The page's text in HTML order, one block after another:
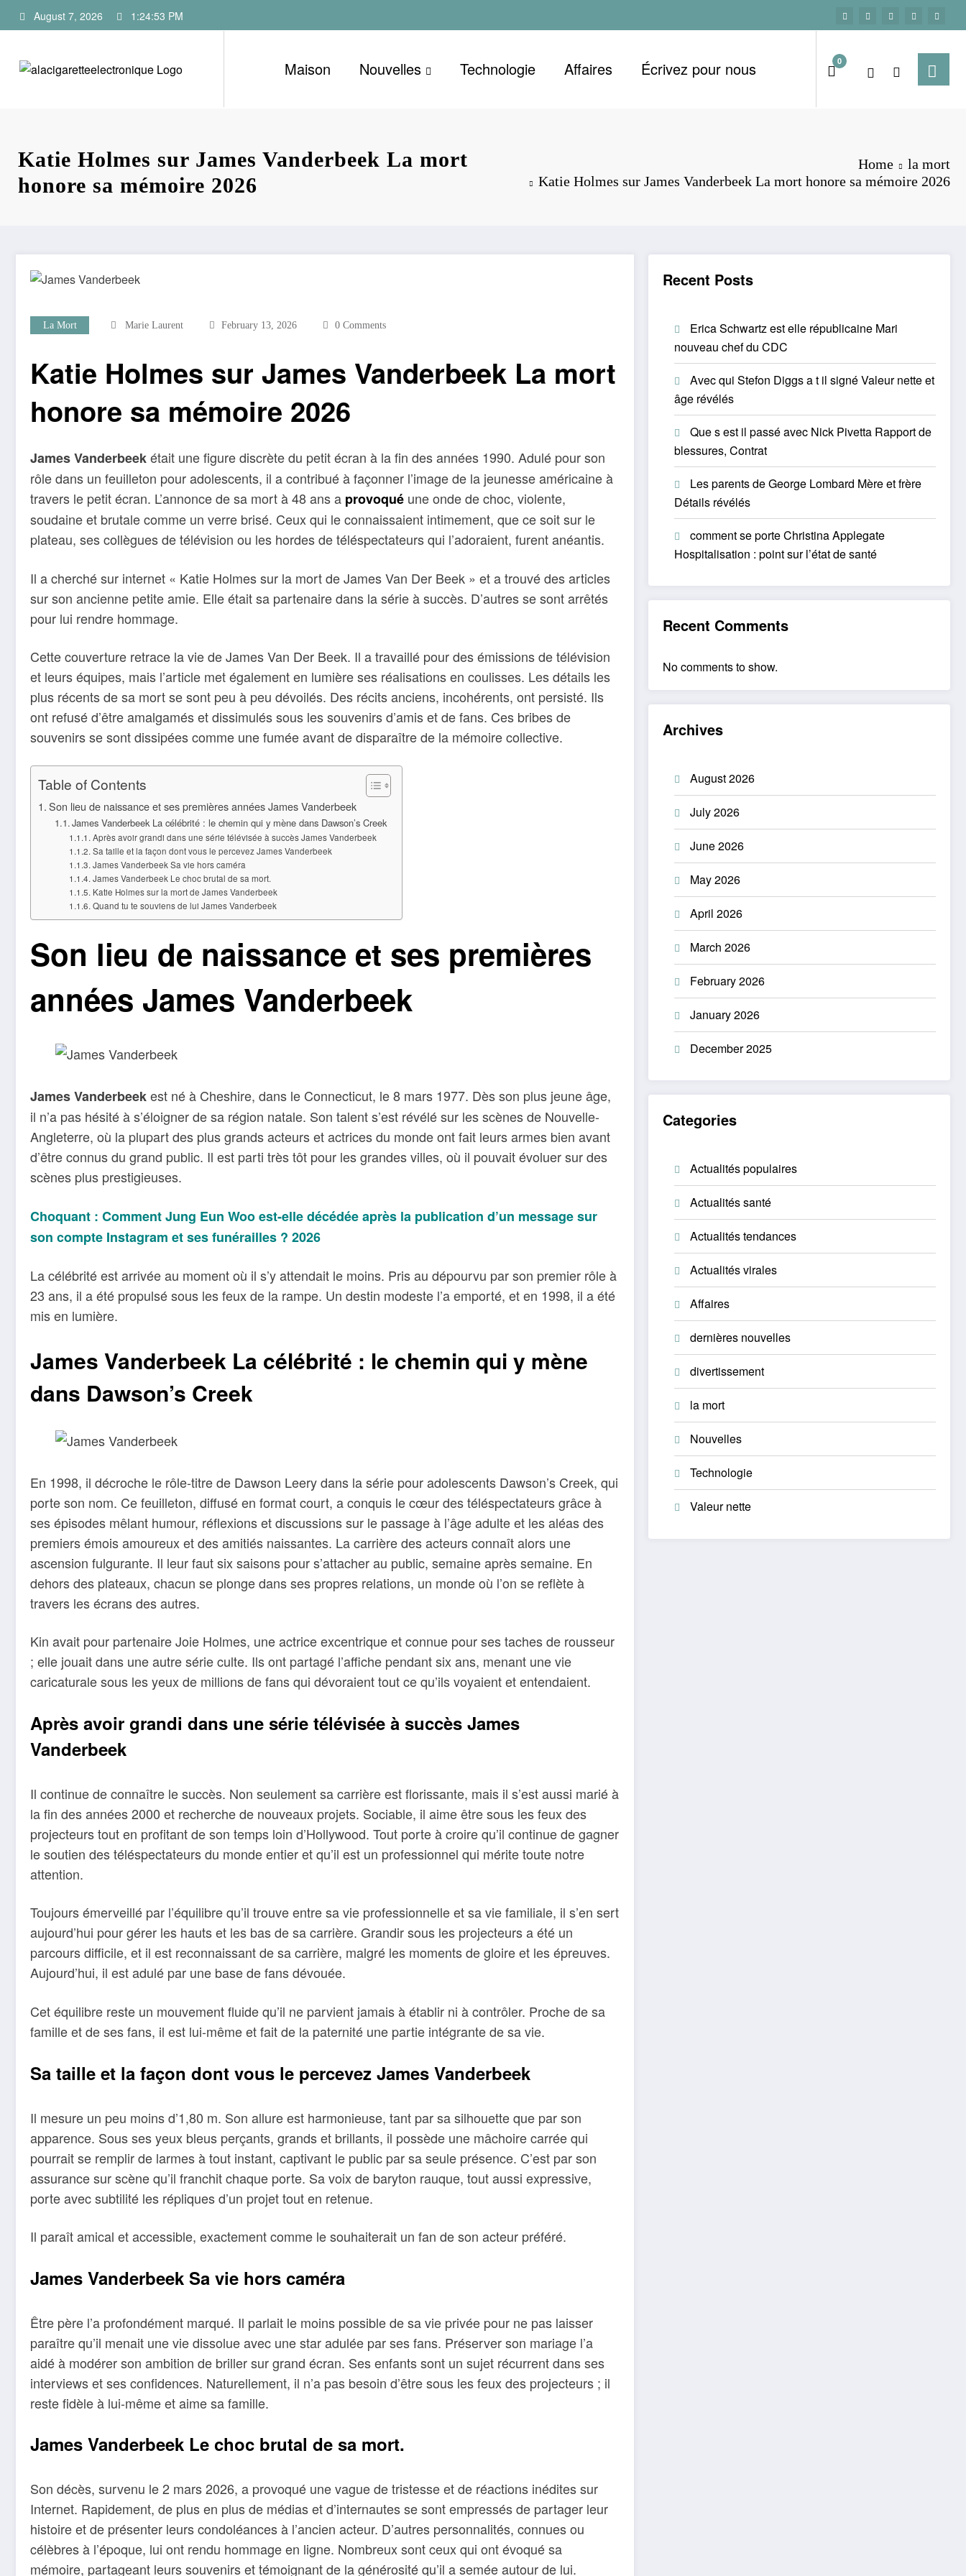
to
August 7, 2026 1:24:54 PM
Maison Nouvelles Technologie Affaires Écrivez pour nous 0
Katie Holmes sur James Vanderbeek La mort
honore sa mémoire 2026
Home
la mort
Katie Holmes sur James Vanderbeek La mort honore sa mémoire 2026
La Mort Marie Laurent February 13, 2026 0 Comments
Katie Holmes sur James Vanderbeek La mort
honore sa mémoire 2026
James Vanderbeekétait une figure discrète du petit écran à la fin des années 1990. Adulé pour son
rôle dans un feuilleton pour adolescents, il a contribué à façonner l’image de la jeunesse américaine à
travers le petit écran. L’annonce de sa mort à 48 ans a provoqué une onde de choc, violente,
soudaine et brutale comme un verre brisé. Ceux qui le connaissaient intimement, que ce soit sur le
plateau, ses collègues de télévision ou les hordes de téléspectateurs qui l’adoraient, furent anéantis.
Il a cherché sur internet « Katie Holmes sur la mort de James Van Der Beek » et a trouvé des articles
sur son ancienne petite amie. Elle était sa partenaire dans la série à succès. D’autres se sont arrêtés
pour lui rendre hommage.
Cette couverture retrace la vie de James Van Der Beek. Il a travaillé pour des émissions de télévision
et leurs équipes, mais l’article met également en lumière ses réalisations en coulisses. Les détails les
plus récents de sa mort se sont peu à peu dévoilés. Des récits anciens, incohérents, ont persisté. Ils
ont refusé d’être amalgamés et dissimulés sous les souvenirs d’amis et de fans. Ces bribes de
souvenirs se sont dissipées comme une fumée avant de disparaître de la mémoire collective.
Table of Contents
Son lieu de naissance et ses premières années James Vanderbeek
James Vanderbeek La célébrité : le chemin qui y mène dans Dawson’s Creek
Après avoir grandi dans une série télévisée à succès James Vanderbeek
Sa taille et la façon dont vous le percevez James Vanderbeek
James Vanderbeek Sa vie hors caméra
James Vanderbeek Le choc brutal de sa mort.
Katie Holmes sur la mort de James Vanderbeek
Quand tu te souviens de lui James Vanderbeek
Son lieu de naissance et ses premières
années James Vanderbeek
James Vanderbeekest né à Cheshire, dans le Connecticut, le 8 mars 1977. Dès son plus jeune âge,
il n’a pas hésité à s’éloigner de sa région natale. Son talent s’est révélé sur les scènes de Nouvelle-
Angleterre, où la plupart des plus grands acteurs et actrices du monde ont fait leurs armes bien avant
d’être connus du grand public. Il est parti très tôt pour les grandes villes, où il pouvait évoluer sur des
scènes plus prestigieuses.
Choquant : Comment Jung Eun Woo est-elle décédée après la publication d’un message sur
son compte Instagram et ses funérailles ? 2026
La célébrité est arrivée au moment où il s’y attendait le moins. Pris au dépourvu par son premier rôle à
23 ans, il a été propulsé sous les feux de la rampe. Un destin modeste l’a emporté, et en 1998, il a été
mis en lumière.
James Vanderbeek La célébrité : le chemin qui y mène
dans Dawson’s Creek
En 1998, il décroche le rôle-titre de Dawson Leery dans la série pour adolescents Dawson’s Creek, qui
porte son nom. Ce feuilleton, diffusé en format court, a conquis le cœur des téléspectateurs grâce à
ses épisodes mêlant humour, réflexions et discussions sur le passage à l’âge adulte et les aléas des
premiers émois amoureux et des amitiés naissantes. La carrière des acteurs connaît alors une
ascension fulgurante. Il leur faut six saisons pour s’attacher au public, semaine après semaine. En
dehors des plateaux, chacun se plonge dans ses propres relations, un monde où l’on se reflète à
travers les écrans des autres.
Kin avait pour partenaire Joie Holmes, une actrice excentrique et connue pour ses taches de rousseur
; elle jouait dans une autre série culte. Ils ont partagé l’affiche pendant six ans, menant une vie
caricaturale sous les yeux de millions de fans qui dévoraient tout ce qu’ils voyaient et entendaient.
Après avoir grandi dans une série télévisée à succès James
Vanderbeek
Il continue de connaître le succès. Non seulement sa carrière est florissante, mais il s’est aussi marié à
la fin des années 2000 et recherche de nouveaux projets. Sociable, il aime être sous les feux des
projecteurs tout en profitant de son temps loin d’Hollywood. Tout porte à croire qu’il continue de gagner
le soutien des téléspectateurs du monde entier et qu’il est un professionnel qui mérite toute notre
attention.
Toujours émerveillé par l’équilibre qu’il trouve entre sa vie professionnelle et sa vie familiale, il s’en sert
aujourd’hui pour gérer les hauts et les bas de sa carrière. Grandir sous les projecteurs a été un
parcours difficile, et il est reconnaissant de sa carrière, malgré les moments de gloire et les épreuves.
Aujourd’hui, il est adulé par une base de fans dévouée.
Cet équilibre reste un mouvement fluide qu’il ne parvient jamais à établir ni à contrôler. Proche de sa
famille et de ses fans, il est lui-même et fait de la paternité une partie intégrante de sa vie.
Sa taille et la façon dont vous le percevez James Vanderbeek
Il mesure un peu moins d’1,80 m. Son allure est harmonieuse, tant par sa silhouette que par son
apparence. Sous ses yeux bleus perçants, grands et brillants, il possède une mâchoire carrée qui
pourrait se remplir de larmes à tout instant, captivant le public par sa seule présence. C’est par son
assurance sur scène qu’il franchit chaque porte. Sa voix de baryton rauque, tout aussi expressive,
porte avec subtilité les répliques d’un projet tout en retenue.
Il paraît amical et accessible, exactement comme le souhaiterait un fan de son acteur préféré.
James Vanderbeek Sa vie hors caméra
Être père l’a profondément marqué. Il parlait le moins possible de sa vie privée pour ne pas laisser
paraître qu’il menait une vie dissolue avec une star adulée par ses fans. Préserver son mariage l’a
aidé à modérer son ambition de briller sur grand écran. Ses enfants sont un sujet récurrent dans ses
interviews et ses confidences. Naturellement, il n’a pas besoin d’être sous les feux des projecteurs ; il
reste fidèle à lui-même et aime sa famille.
James Vanderbeek Le choc brutal de sa mort.
Son décès, survenu le 2 mars 2026, a provoqué une vague de tristesse et de réactions inédites sur
Internet. Rapidement, de plus en plus de médias et d’internautes se sont empressés de partager leur
histoire et de présenter leurs condoléances à l’ancien acteur. D’autres personnalités, connues ou
célèbres à l’époque, lui ont rendu hommage en ligne. Nombreux sont ceux qui ont évoqué sa
mémoire, partageant leurs souvenirs et témoignant de la générosité qu’il a semée autour de lui.
Recent Posts
Erica Schwartz est elle républicaine Mari
nouveau chef du CDC
Avec qui Stefon Diggs a t il signé Valeur nette et
âge révélés
Que s est il passé avec Nick Pivetta Rapport de
blessures, Contrat
Les parents de George Lombard Mère et frère
Détails révélés
comment se porte Christina Applegate
Hospitalisation : point sur l’état de santé
Recent Comments
No comments to show.
Archives
August 2026
July 2026
June 2026
May 2026
April 2026
March 2026
February 2026
January 2026
December 2025
Categories
Actualités populaires
Actualités santé
Actualités tendances
Actualités virales
Affaires
dernières nouvelles
divertissement
la mort
Nouvelles
Technologie
Valeur nette